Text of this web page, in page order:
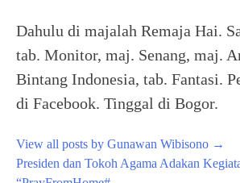
Dahulu di majalah Remaja Hai.
tab. Monitor, maj. Senang, maj.
Bintang Indonesia, tab. Fantasi.
di Facebook. Tinggal di Bogor.
View all posts by Gunawan Wibisono →
Post
Presiden dan Tokoh Agama Adakan